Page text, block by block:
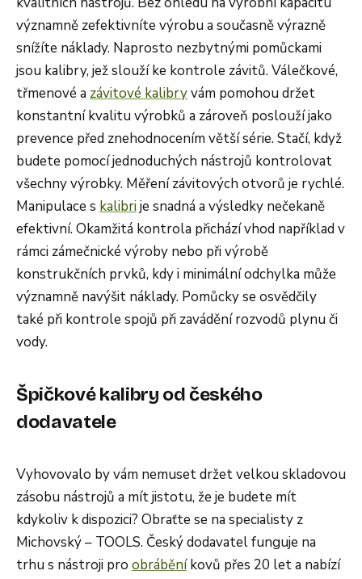
významně zefektivníte výrobu a současně výrazně
snížíte náklady. Naprosto nezbytnými pomůckami
jsou kalibry, jež slouží ke kontrole závitů. Válečkové,
třmenové a závitové kalibryvám pomohou držet
konstantní kvalitu výrobků a zároveň poslouží jako
prevence před znehodnocením větší série. Stačí, když
budete pomocí jednoduchých nástrojů kontrolovat
všechny výrobky. Měření závitových otvorů je rychlé.
Manipulace s kalibrije snadná a výsledky nečekaně
efektivní. Okamžitá kontrola přichází vhod například v
rámci zámečnické výroby nebo při výrobě
konstrukčních prvků, kdy i minimální odchylka může
významně navýšit náklady. Pomůcky se osvědčily
také při kontrole spojů při zavádění rozvodů plynu či
vody.
Špičkové kalibry od českého
dodavatele
Vyhovovalo by vám nemuset držet velkou skladovou
zásobu nástrojů a mít jistotu, že je budete mít
kdykoliv k dispozici? Obraťte se na specialisty z
Michovský – TOOLS. Český dodavatel funguje na
trhu s nástroji pro obráběníkovů přes 20 let a nabízí